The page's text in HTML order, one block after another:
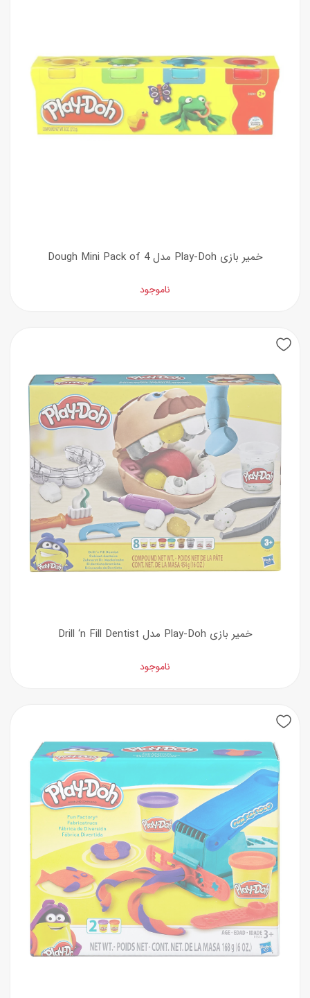
خمیر بازی Play-Doh مدل Dough Mini Pack of 4
ناموجود
خمیر بازی Play-Doh مدل Drill ‘n Fill Dentist
ناموجود